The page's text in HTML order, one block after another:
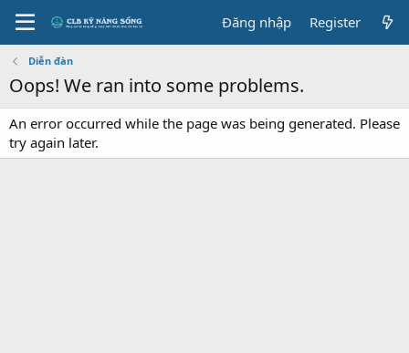
Đăng nhập Register
Diễn đàn
Oops! We ran into some problems.
An error occurred while the page was being generated. Please
try again later.